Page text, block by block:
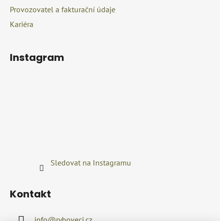
Provozovatel a fakturační údaje
Kariéra
Instagram
Sledovat na Instagramu
Kontakt